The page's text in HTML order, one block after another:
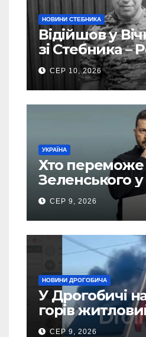
НОВИНИ СТЕБНИКА
Відійшов у
зі Стебника –
Кучера
СЕР 10, 2026
УКРАЇНА
Хто переможе
Зеленського
турі виборів
України –
SOCIS
СЕР 9, 2026
НОВИНИ ДРОГОБИЧА
У Дрогобичі на
горів
(Відео)
СЕР 9, 2026